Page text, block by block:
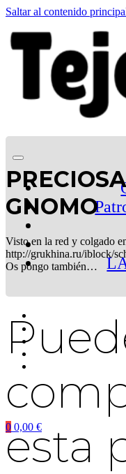
Saltar al contenido
0 0,00 €
GNOMO
Visto en la red y colgado
http://grukhina.ru/iblock/
Os pongo también…
esta